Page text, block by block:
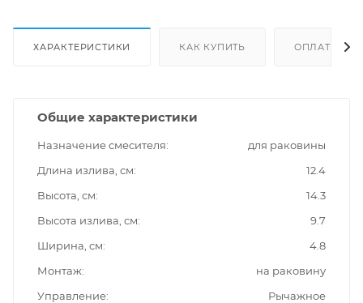
ХАРАКТЕРИСТИКИ КАК КУПИТЬ ОПЛАТА
Общие характеристики
Назначение смесителя
для раковины
Длина излива, см
12.4
Высота, см
14.3
Высота излива, см
9.7
Ширина, см
4.8
Монтаж
на раковину
Управление
Рычажное